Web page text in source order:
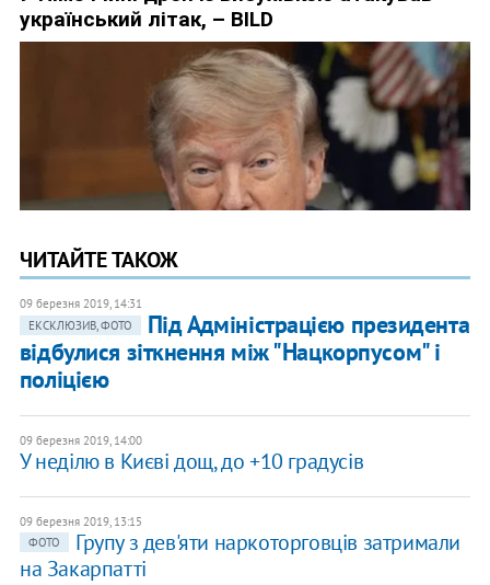
ЧИТАЙТЕ ТАКОЖ
09 березня 2019, 14:31
ЕКСКЛЮЗИВ, ФОТО
Під Адміністрацією президента
відбулися зіткнення між "Нацкорпусом" і
поліцією
09 березня 2019, 14:00
У неділю в Києві дощ, до +10 градусів
09 березня 2019, 13:15
ФОТО
Групу з дев'яти наркоторговців затримали
на Закарпатті